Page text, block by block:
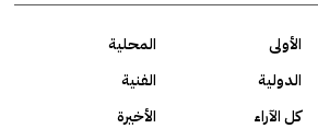
الأولى
المحلية
الدولية
الفنية
كل الآراء
الأخيرة